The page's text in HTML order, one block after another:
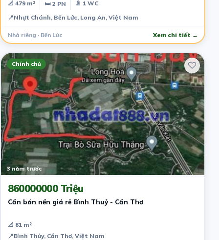
📐 479 m² 🛏 2 PN
🚿 1 WC
📍Nhựt Chánh, Bến Lức, Long An, Việt Nam
Nhà riêng · Bến Lức Xem chi tiết →
Chính chủ
3 năm trước
860000000 Triệu
Cần bán nền giá rẻ Bình Thuỷ - Cần Thơ
📐 81 m²
📍Bình Thủy, Cần Thơ, Việt Nam